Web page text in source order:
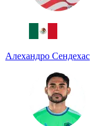
Алехандро Сендехас